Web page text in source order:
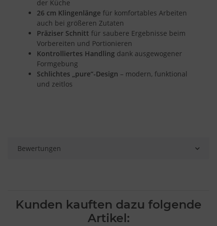
der Küche
26 cm Klingenlänge für komfortables Arbeiten
auch bei größeren Zutaten
Präziser Schnitt für saubere Ergebnisse beim
Vorbereiten und Portionieren
Kontrolliertes Handling dank ausgewogener
Formgebung
Schlichtes „pure“-Design – modern, funktional
und zeitlos
Bewertungen
Kunden kauften dazu folgende
Artikel:
Verwendung reduzierter Daten zur Auswahl von Inhalten
Besondere Features:
Verwendung genauer Standortdaten
Endgeräteeigenschaften zur Identifikation aktiv abfragen